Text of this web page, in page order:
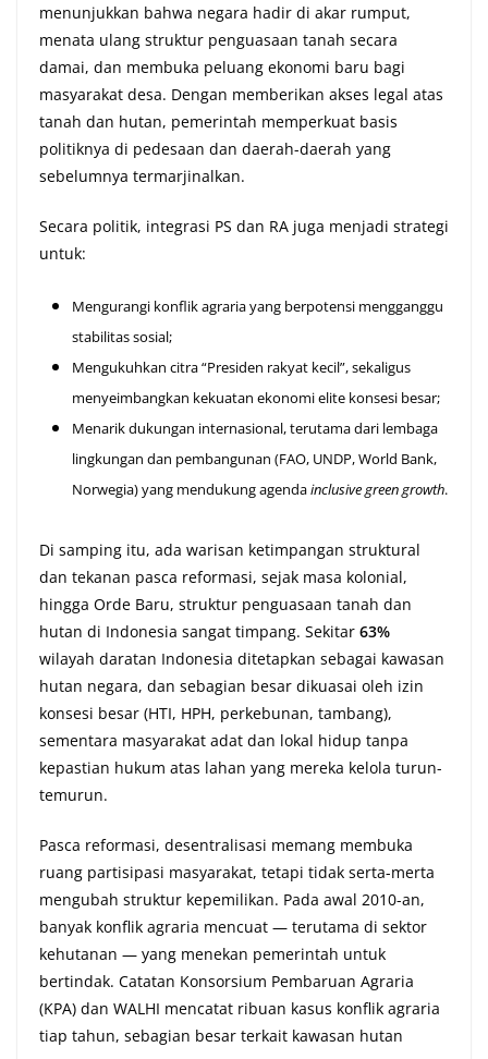
menunjukkan bahwa negara hadir di akar rumput,
menata ulang struktur penguasaan tanah secara
damai, dan membuka peluang ekonomi baru bagi
masyarakat desa. Dengan memberikan akses legal atas
tanah dan hutan, pemerintah memperkuat basis
politiknya di pedesaan dan daerah-daerah yang
sebelumnya termarjinalkan.
Secara politik, integrasi PS dan RA juga menjadi strategi
untuk:
Mengurangi konflik agraria yang berpotensi mengganggu
stabilitas sosial;
Mengukuhkan citra “Presiden rakyat kecil”, sekaligus
menyeimbangkan kekuatan ekonomi elite konsesi besar;
Menarik dukungan internasional, terutama dari lembaga
lingkungan dan pembangunan (FAO, UNDP, World Bank,
Norwegia) yang mendukung agendainclusive green growth.
Di samping itu, ada warisan ketimpangan struktural
dan tekanan pasca reformasi, sejak masa kolonial,
hingga Orde Baru, struktur penguasaan tanah dan
hutan di Indonesia sangat timpang. Sekitar 63%
wilayah daratan Indonesia ditetapkan sebagai kawasan
hutan negara, dan sebagian besar dikuasai oleh izin
konsesi besar (HTI, HPH, perkebunan, tambang),
sementara masyarakat adat dan lokal hidup tanpa
kepastian hukum atas lahan yang mereka kelola turun-
temurun.
Pasca reformasi, desentralisasi memang membuka
ruang partisipasi masyarakat, tetapi tidak serta-merta
mengubah struktur kepemilikan. Pada awal 2010-an,
banyak konflik agraria mencuat — terutama di sektor
kehutanan — yang menekan pemerintah untuk
bertindak. Catatan Konsorsium Pembaruan Agraria
(KPA) dan WALHI mencatat ribuan kasus konflik agraria
tiap tahun, sebagian besar terkait kawasan hutan